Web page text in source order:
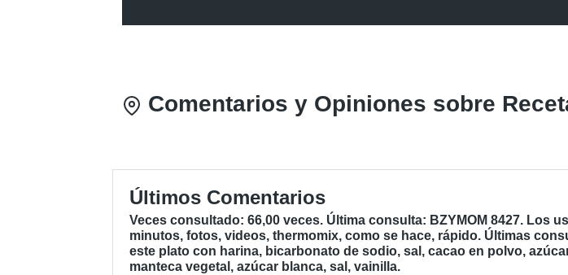
Comentarios y Opiniones sobre
Últimos Comentarios
Veces consultado: 66,00 veces. Última consulta: BZYMOM 8427. Los
minutos, fotos, videos, thermomix, como se hace, rápido. Últimas
este plato con harina, bicarbonato de sodio, sal, cacao en polvo,
manteca vegetal, azúcar blanca, sal, vainilla.